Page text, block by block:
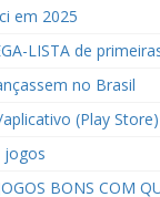
em 2025
LISTA de
no Brasil
(Play Store)
jogos
BONS COM